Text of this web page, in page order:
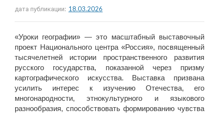
дата публикации: 18.03.2026
«Уроки географии» — это масштабный выставочный
проект Национального центра «Россия», посвященный
тысячелетней истории пространственного развития
русского государства, показанной через призму
картографического искусства. Выставка призвана
усилить интерес к изучению Отечества, его
многонародности, этнокультурного и языкового
разнообразия, способствовать формированию чувства